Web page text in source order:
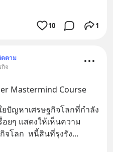
10 1
ดตาม
กิจ
Mastermind Course
ปัญหาเศรษฐกิจโลกที่กำลัง
ยๆ แสดงให้เห็นความ
จโลก  หนี้สินที่รุงรัง...